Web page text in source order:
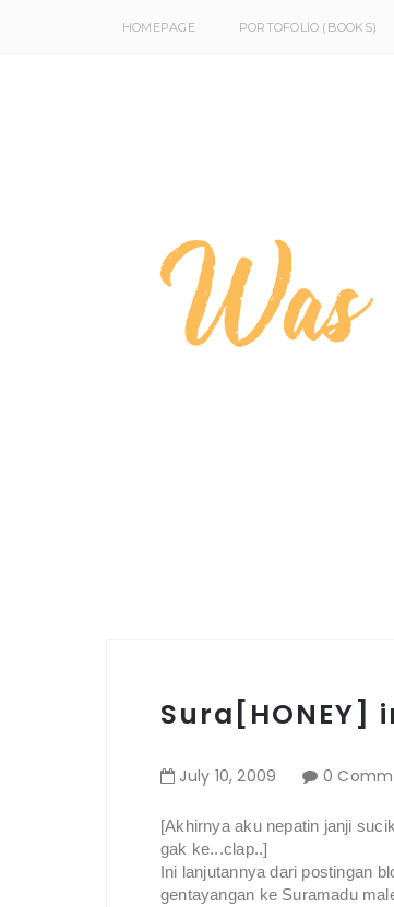
HOMEPAGE PORTOFOLIO (BOOKS)
Sura[HONEY]
July 10,2009 0
[Akhirnya aku nepatin janji
gak ke...clap..]
Ini lanjutannya dari postingan
gentayangan ke Suramadu